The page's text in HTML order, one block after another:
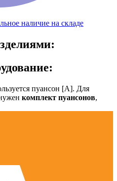
наличие на складе
пуансон [А]. Для
комплект пуансонов,